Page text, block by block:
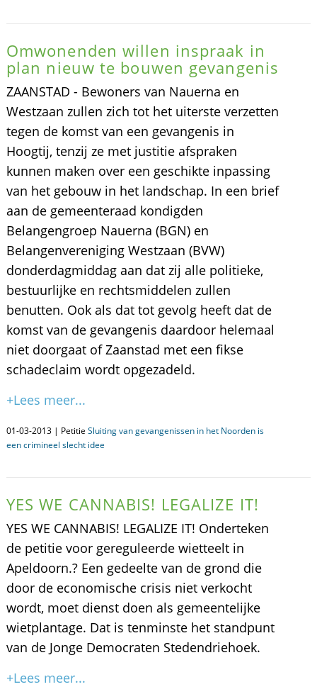
Omwonenden willen inspraak in
plan nieuw te bouwen gevangenis
ZAANSTAD - Bewoners van Nauerna en
Westzaan zullen zich tot het uiterste verzetten
tegen de komst van een gevangenis in
Hoogtij, tenzij ze met justitie afspraken
kunnen maken over een geschikte inpassing
van het gebouw in het landschap. In een brief
aan de gemeenteraad kondigden
Belangengroep Nauerna (BGN) en
Belangenvereniging Westzaan (BVW)
donderdagmiddag aan dat zij alle politieke,
bestuurlijke en rechtsmiddelen zullen
benutten. Ook als dat tot gevolg heeft dat de
komst van de gevangenis daardoor helemaal
niet doorgaat of Zaanstad met een fikse
schadeclaim wordt opgezadeld.
+Lees meer...
01-03-2013 | Petitie Sluiting van gevangenissen in het Noorden is
een crimineel slecht idee
YES WE CANNABIS! LEGALIZE IT!
YES WE CANNABIS! LEGALIZE IT! Onderteken
de petitie voor gereguleerde wietteelt in
Apeldoorn.? Een gedeelte van de grond die
door de economische crisis niet verkocht
wordt, moet dienst doen als gemeentelijke
wietplantage. Dat is tenminste het standpunt
van de Jonge Democraten Stedendriehoek.
+Lees meer...